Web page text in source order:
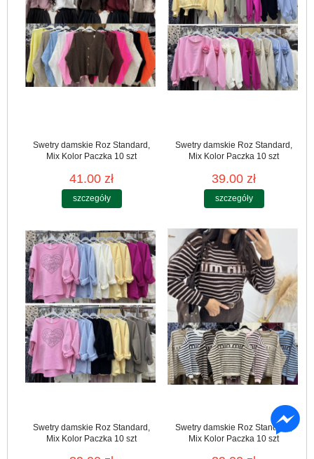
Swetry damskie Roz Standard,
Mix Kolor Paczka 10 szt
41.00 zł
szczegóły
Swetry damskie Roz Standard,
Mix Kolor Paczka 10 szt
39.00 zł
szczegóły
Swetry damskie Roz Standard,
Mix Kolor Paczka 10 szt
Swetry damskie Roz Standard,
Mix Kolor Paczka 10 szt